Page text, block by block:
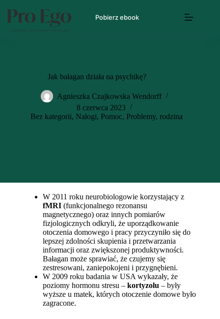
Pobierz ebook
Jak bałagan działa na psychikę?
Agnieszka Czajkowska Wendorff
8 czerwca 2023
Bez kategorii, Nałogi, Pomoc, Problemy, rodzina
W 2011 roku neurobiologowie korzystający z
fMRI(funkcjonalnego rezonansu
magnetycznego) oraz innych pomiarów
fizjologicznych odkryli, że uporządkowanie
otoczenia domowego i pracy przyczyniło się do
lepszej zdolności skupienia i przetwarzania
informacji oraz zwiększonej produktywności.
Bałagan może sprawiać, że czujemy się
zestresowani, zaniepokojeni i przygnębieni.
W 2009 roku badania w USA wykazały, że
poziomy hormonu stresu – kortyzolu – były
wyższe u matek, których otoczenie domowe było
zagracone.